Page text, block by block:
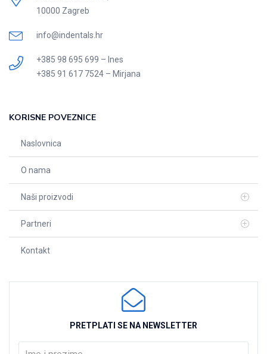
10000 Zagreb
info@indentals.hr
+385 98 695 699 – Ines
+385 91 617 7524 – Mirjana
KORISNE POVEZNICE
Naslovnica
O nama
Naši proizvodi
Partneri
Kontakt
PRETPLATI SE NA NEWSLETTER